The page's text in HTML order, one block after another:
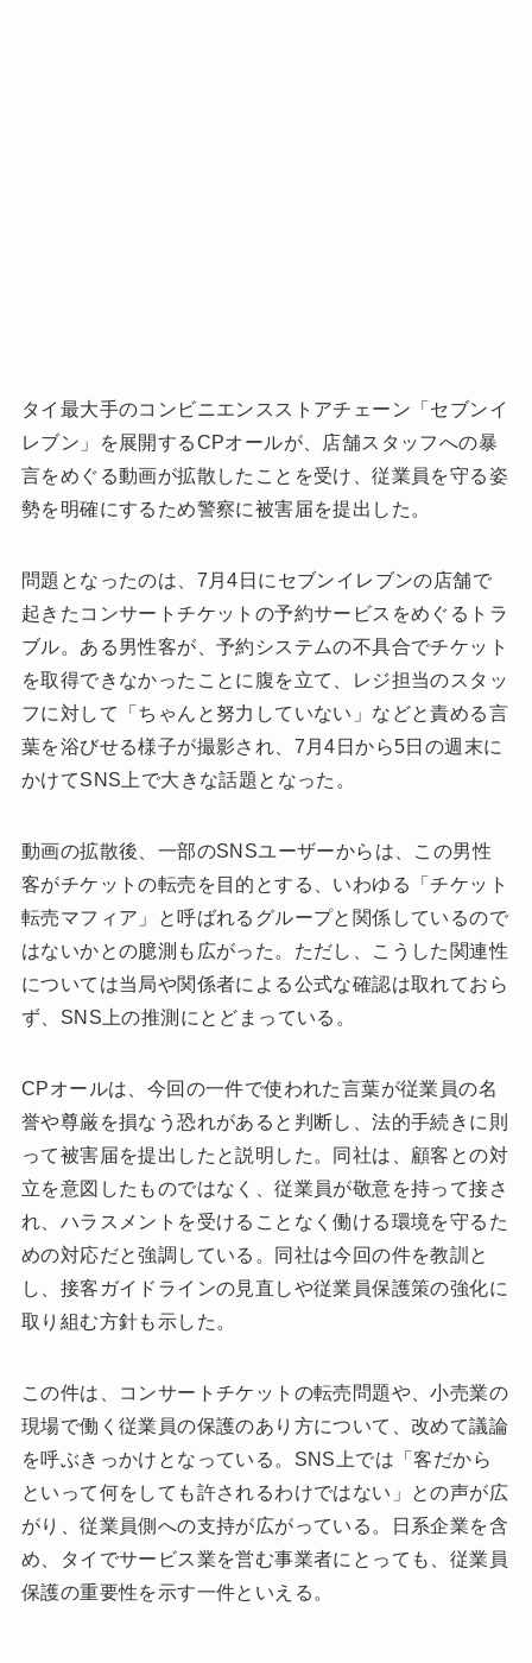
タイ最大手のコンビニエンスストアチェーン「セブンイ
レブン」を展開するCPオールが、店舗スタッフへの暴
言をめぐる動画が拡散したことを受け、従業員を守る姿
勢を明確にするため警察に被害届を提出した。
問題となったのは、7月4日にセブンイレブンの店舗で
起きたコンサートチケットの予約サービスをめぐるトラ
ブル。ある男性客が、予約システムの不具合でチケット
を取得できなかったことに腹を立て、レジ担当のスタッ
フに対して「ちゃんと努力していない」などと責める言
葉を浴びせる様子が撮影され、7月4日から5日の週末に
かけてSNS上で大きな話題となった。
動画の拡散後、一部のSNSユーザーからは、この男性
客がチケットの転売を目的とする、いわゆる「チケット
転売マフィア」と呼ばれるグループと関係しているので
はないかとの臆測も広がった。ただし、こうした関連性
については当局や関係者による公式な確認は取れておら
ず、SNS上の推測にとどまっている。
CPオールは、今回の一件で使われた言葉が従業員の名
誉や尊厳を損なう恐れがあると判断し、法的手続きに則
って被害届を提出したと説明した。同社は、顧客との対
立を意図したものではなく、従業員が敬意を持って接さ
れ、ハラスメントを受けることなく働ける環境を守るた
めの対応だと強調している。同社は今回の件を教訓と
し、接客ガイドラインの見直しや従業員保護策の強化に
取り組む方針も示した。
この件は、コンサートチケットの転売問題や、小売業の
現場で働く従業員の保護のあり方について、改めて議論
を呼ぶきっかけとなっている。SNS上では「客だから
といって何をしても許されるわけではない」との声が広
がり、従業員側への支持が広がっている。日系企業を含
め、タイでサービス業を営む事業者にとっても、従業員
保護の重要性を示す一件といえる。